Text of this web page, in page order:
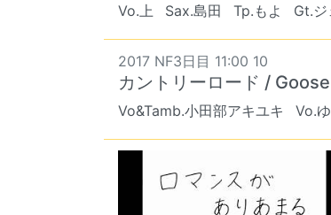
Vo.上 Sax.島田 Tp.もよ Gt.ジ
2017 NF3日目 11:00 10
カントリーロード /
Vo&Tamb.小田部アキユキ Vo.